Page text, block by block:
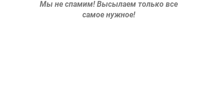
Мы не спамим! Высылаем только все
самое нужное!